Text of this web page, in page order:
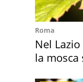
Roma
Nel
la